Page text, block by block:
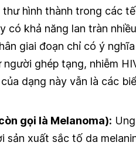
thư hình thành trong các
có khả năng lan tràn
giai đoạn chỉ có ý
người ghép tạng, nhiễm
dạng này vẫn là các
gọi là Melanoma):
xuất sắc tố da